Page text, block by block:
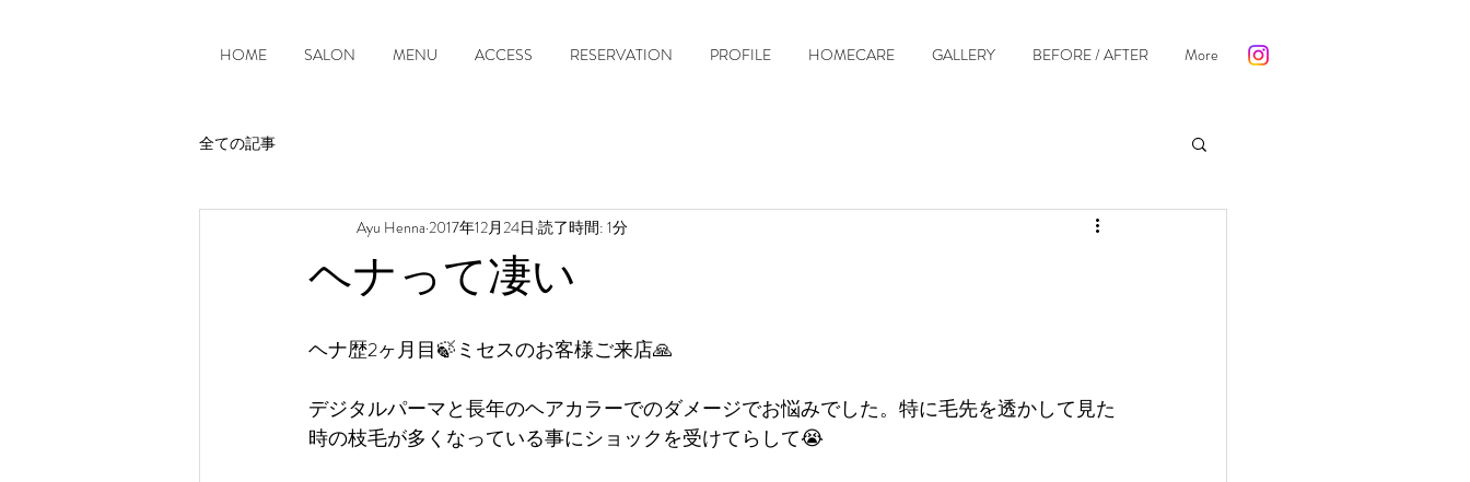
HOME SALON MENU ACCESS RESERVATION PROFILE HOMECARE GALLERY BEFORE / AFTER More
全ての記事
ヘナって凄い
Ayu Henna 2017年12月24日 読了時間: 1分
ヘナ歴2ヶ月目🍃ミセスのお客様ご来店🙏
デジタルパーマと長年のヘアカラーでのダメージでお悩みでした。特に毛先を透かして見た
時の枝毛が多くなっている事にショックを受けてらして😭